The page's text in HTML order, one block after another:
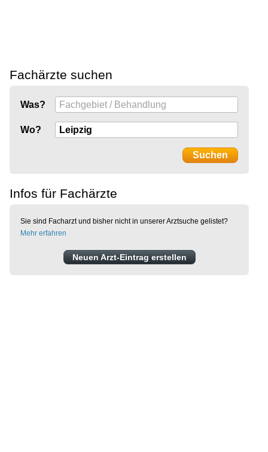
Fachärzte suchen
Was?
Wo?
Infos für Fachärzte
Sie sind Facharzt und bisher nicht in unserer Arztsuche gelistet?
Mehr erfahren
Neuen Arzt-Eintrag erstellen